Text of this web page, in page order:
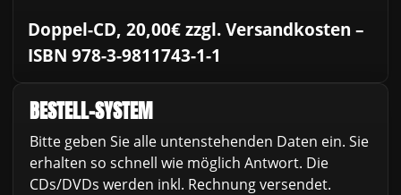
Doppel-CD, 20,00€ zzgl. Versandkosten –
ISBN 978-3-9811743-1-1
BESTELL-SYSTEM
Bitte geben Sie alle untenstehenden Daten ein. Sie
erhalten so schnell wie möglich Antwort. Die
CDs/DVDs werden inkl. Rechnung versendet.